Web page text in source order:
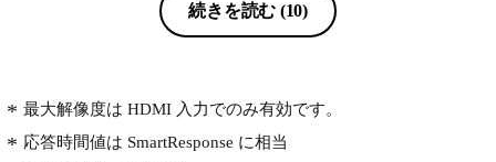
続きを読む (10)
最大解像度は HDMI 入力でのみ有効です。
応答時間値は SmartResponse に相当